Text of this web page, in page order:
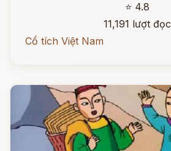
⭐ 4.8
11,191 lượt đọc
Cổ tích Việt Nam